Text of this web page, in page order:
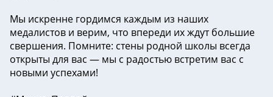
Мы искренне гордимся каждым из наших
медалистов и верим, что впереди их ждут большие
свершения. Помните: стены родной школы всегда
открыты для вас — мы с радостью встретим вас с
новыми успехами!